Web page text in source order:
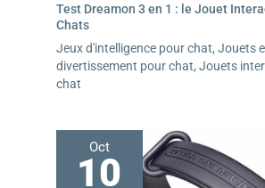
Test Dreamon 3 en 1 : le Jouet
Chats
Jeux d'intelligence pour chat, Jouets
divertissement pour chat, Jouets
chat
Oct
10